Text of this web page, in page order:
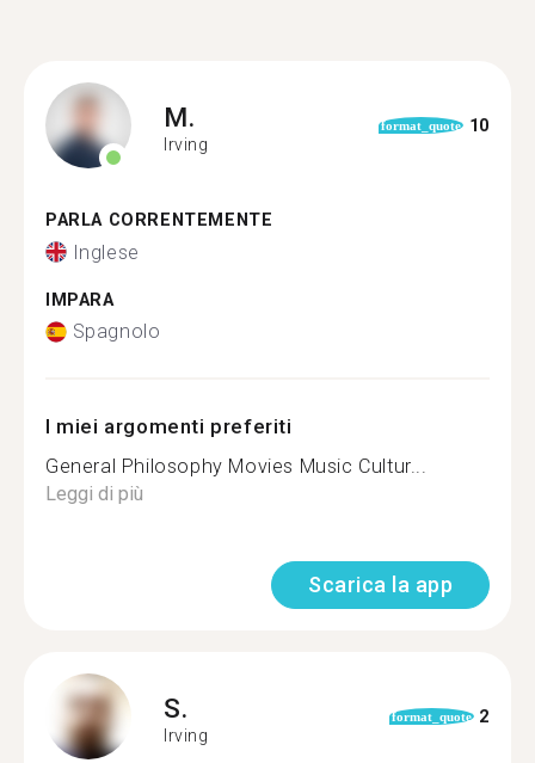
M.
Irving
format_quote 10
PARLA CORRENTEMENTE
Inglese
IMPARA
Spagnolo
I miei argomenti preferiti
General Philosophy Movies Music Cultur...
Leggi di più
Scarica la app
S.
Irving
format_quote 2